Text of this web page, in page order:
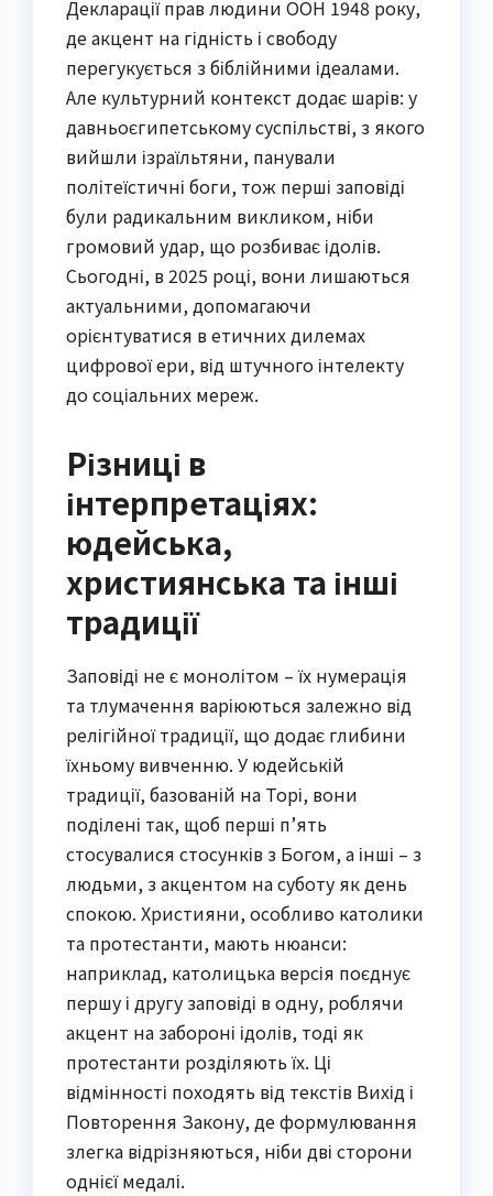
Декларації прав людини ООН 1948 року,
де акцент на гідність і свободу
перегукується з біблійними ідеалами.
Але культурний контекст додає шарів: у
давньоєгипетському суспільстві, з якого
вийшли ізраїльтяни, панували
політеїстичні боги, тож перші заповіді
були радикальним викликом, ніби
громовий удар, що розбиває ідолів.
Сьогодні, в 2025 році, вони лишаються
актуальними, допомагаючи
орієнтуватися в етичних дилемах
цифрової ери, від штучного інтелекту
до соціальних мереж.
Різниці в
інтерпретаціях:
юдейська,
християнська та інші
традиції
Заповіді не є монолітом – їх нумерація
та тлумачення варіюються залежно від
релігійної традиції, що додає глибини
їхньому вивченню. У юдейській
традиції, базованій на Торі, вони
поділені так, щоб перші п’ять
стосувалися стосунків з Богом, а інші – з
людьми, з акцентом на суботу як день
спокою. Християни, особливо католики
та протестанти, мають нюанси:
наприклад, католицька версія поєднує
першу і другу заповіді в одну, роблячи
акцент на забороні ідолів, тоді як
протестанти розділяють їх. Ці
відмінності походять від текстів Вихід і
Повторення Закону, де формулювання
злегка відрізняються, ніби дві сторони
однієї медалі.